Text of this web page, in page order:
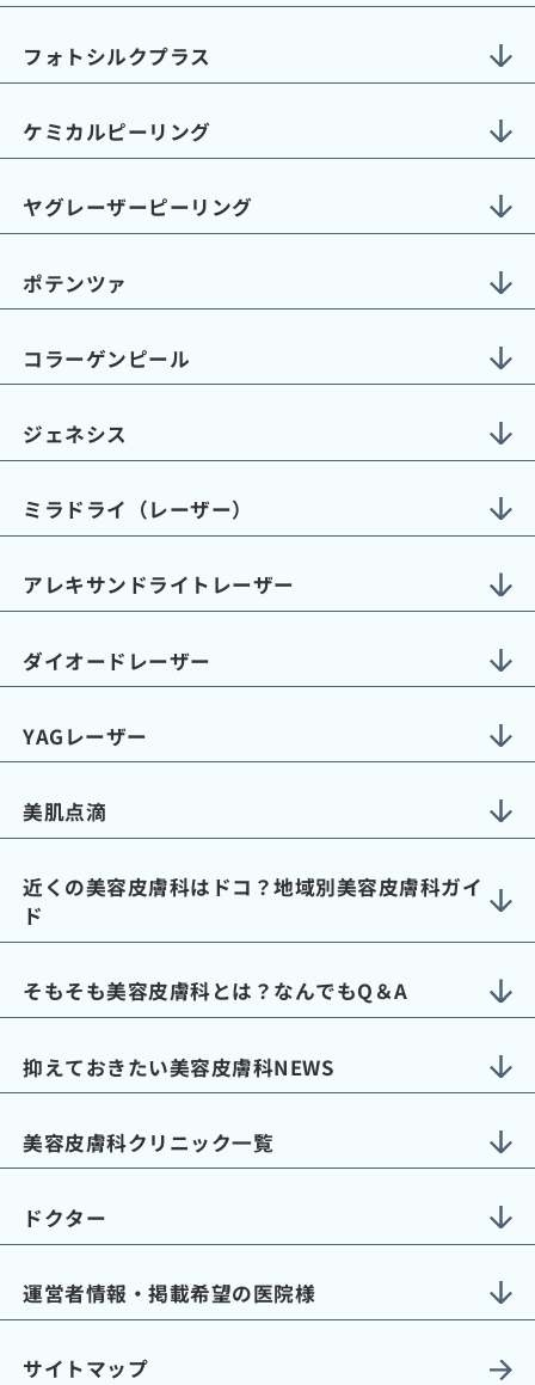
フォトシルクプラス
ケミカルピーリング
ヤグレーザーピーリング
ポテンツァ
コラーゲンピール
ジェネシス
ミラドライ（レーザー）
アレキサンドライトレーザー
ダイオードレーザー
YAGレーザー
美肌点滴
近くの美容皮膚科はドコ？地域別美容皮膚科ガイ
ド
そもそも美容皮膚科とは？なんでもQ＆A
抑えておきたい美容皮膚科NEWS
美容皮膚科クリニック一覧
ドクター
運営者情報・掲載希望の医院様
サイトマップ